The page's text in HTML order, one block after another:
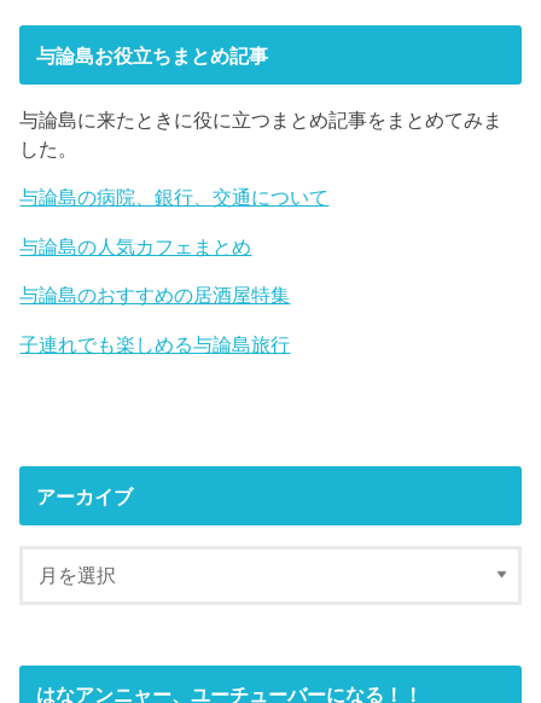
与論島お役立ちまとめ記事
与論島に来たときに役に立つまとめ記事をまとめてみま
した。
与論島の病院、銀行、交通について
与論島の人気カフェまとめ
与論島のおすすめの居酒屋特集
子連れでも楽しめる与論島旅行
アーカイブ
はなアンニャー、ユーチューバーになる！！